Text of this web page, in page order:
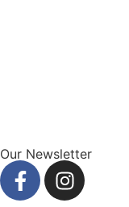
Our Newsletter